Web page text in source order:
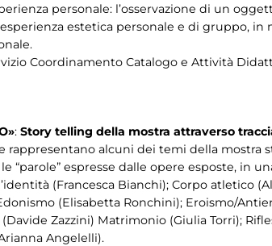
personale: l’osservazione di un
estetica personale e di gruppo,
Coordinamento Catalogo e Attività
: Story telling della mostra attraverso
rappresentano alcuni dei temi della mostra
“parole” espresse dalle opere esposte, in
(Francesca Bianchi); Corpo atletico
(Elisabetta Ronchini); Eroismo/
Zazzini) Matrimonio (Giulia Torri);
Angelelli).